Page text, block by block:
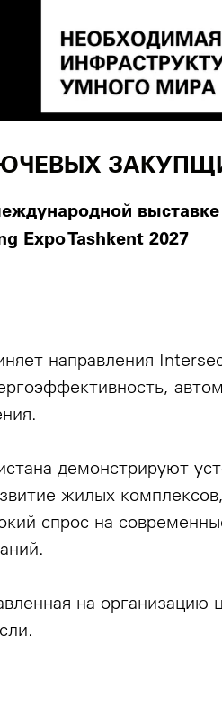
выставке
Expo Tashkent 2027
направления
демонстрируют
жилых
спрос на
на